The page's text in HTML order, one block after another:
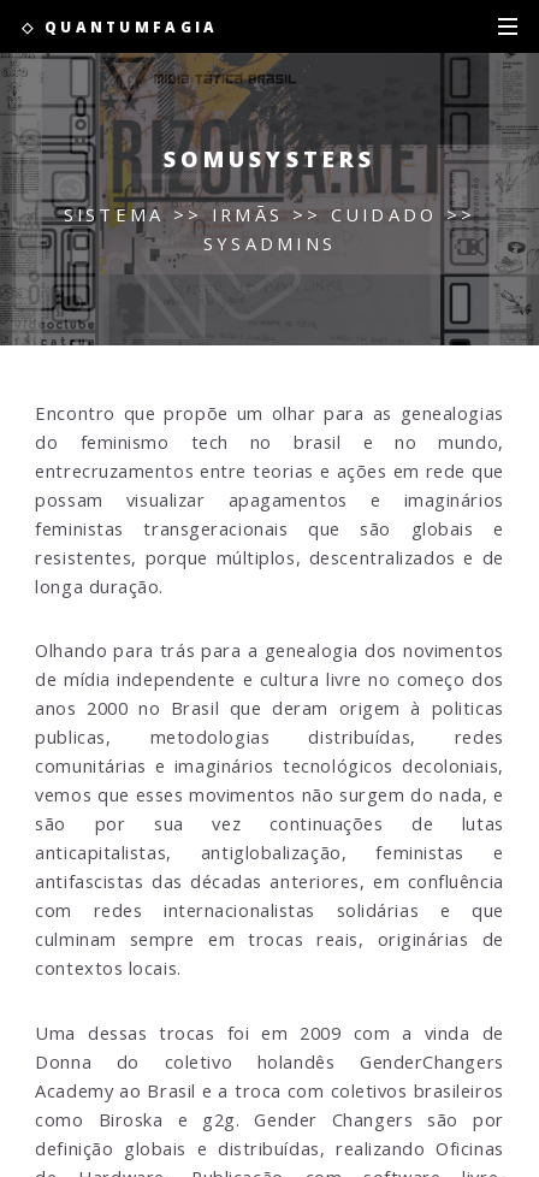
◇ QUANTUMFAGIA
SOMUSYSTERS
SISTEMA >> IRMÃS >> CUIDADO >>
SYSADMINS
Encontro que propõe um olhar para as genealogias
do feminismo tech no brasil e no mundo,
entrecruzamentos entre teorias e ações em rede que
possam visualizar apagamentos e imaginários
feministas transgeracionais que são globais e
resistentes, porque múltiplos, descentralizados e de
longa duração.
Olhando para trás para a genealogia dos novimentos
de mídia independente e cultura livre no começo dos
anos 2000 no Brasil que deram origem à politicas
publicas, metodologias distribuídas, redes
comunitárias e imaginários tecnológicos decoloniais,
vemos que esses movimentos não surgem do nada, e
são por sua vez continuações de lutas
anticapitalistas, antiglobalização, feministas e
antifascistas das décadas anteriores, em confluência
com redes internacionalistas solidárias e que
culminam sempre em trocas reais, originárias de
contextos locais.
Uma dessas trocas foi em 2009 com a vinda de
Donna do coletivo holandês GenderChangers
Academy ao Brasil e a troca com coletivos brasileiros
como Biroska e g2g. Gender Changers são por
definição globais e distribuídas, realizando Oficinas